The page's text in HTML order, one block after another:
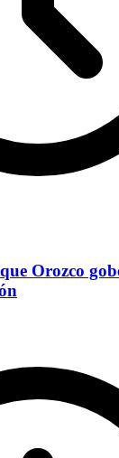
Orozco